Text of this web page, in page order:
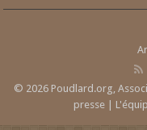
© 2026 Poudlard.org,
presse |